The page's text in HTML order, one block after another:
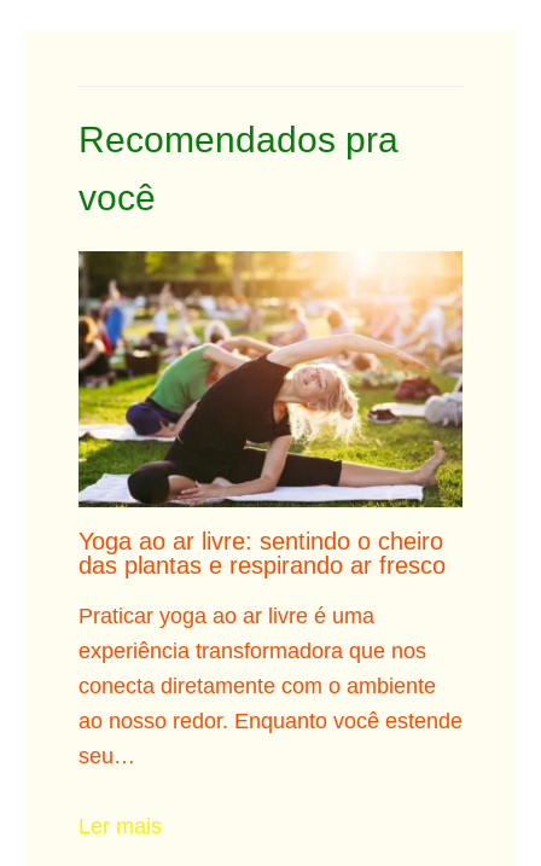
Recomendados pra
você
Yoga ao ar livre: sentindo o cheiro
das plantas e respirando ar fresco
Praticar yoga ao ar livre é uma
experiência transformadora que nos
conecta diretamente com o ambiente
ao nosso redor. Enquanto você estende
seu…
Ler mais